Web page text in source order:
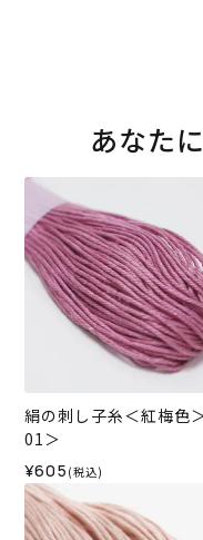
あなた
絹の刺し子糸＜紅梅色
01＞
¥605 (税込)